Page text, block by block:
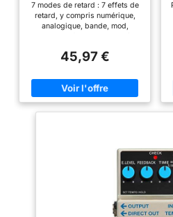
Analog Tape Mod Sweep
Lofi Reverse
7 modes de retard : 7 effets de
retard, y compris numérique,
analogique, bande, mod,
contrôler le rapport signal
pour contrôler le temps de
retard de 20 ms à 838 ms.
F.BACK est utilisé pour contrôler
une tonalité transparente.
Pédale de guitare durable :
alliage d'aluminium classique,
stable et robuste. Indicateur
LED indiquant l'état de
fonctionnement. Remarque :
adaptateur d'alimentation DC 9
45,97 €